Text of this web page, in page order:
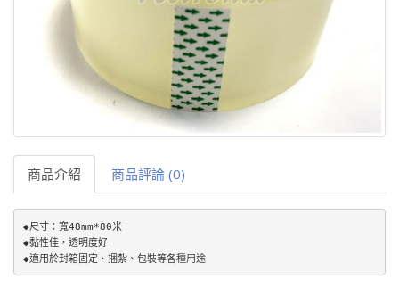
商品介紹 商品評論 (0)
◆尺寸：寬48mm*80米
◆黏性佳，透明度好
◆適用於封箱固定、捆紮、包裝等各種用途